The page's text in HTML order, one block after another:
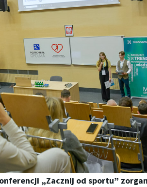
„Zacznij od sportu”